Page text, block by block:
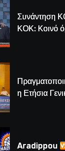
Συνάντηση
ΚΟΚ: Κοινό
η Ετήσια
(BINTEO)
Aradippou